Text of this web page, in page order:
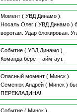
Момент ( УВД Динамо ).
Носаль Олег( УВД Динамо )
воротам. Удар блокирован.
Событие ( УВД Динамо ).
Команда берет тайм-аут.
Опасный момент ( Минск ).
Семенюк Андрей( Минск )
ПЕРЕКЛАДИНА!
Событие ( Минск ).